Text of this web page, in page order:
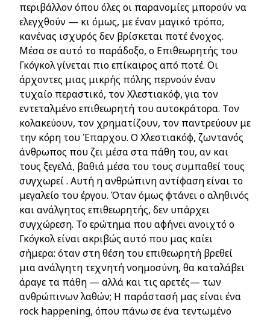
περιβάλλον όπου όλες οι παρανομίες μπορούν να
ελεγχθούν — κι όμως, με έναν μαγικό τρόπο,
κανένας ισχυρός δεν βρίσκεται ποτέ ένοχος.
Μέσα σε αυτό το παράδοξο, ο Επιθεωρητής του
Γκόγκολ γίνεται πιο επίκαιρος από ποτέ. Οι
άρχοντες μιας μικρής πόλης περνούν έναν
τυχαίο περαστικό, τον Χλεστιακόφ, για τον
εντεταλμένο επιθεωρητή του αυτοκράτορα. Τον
κολακεύουν, τον χρηματίζουν, τον παντρεύουν με
την κόρη του Έπαρχου. Ο Χλεστιακόφ, ζωντανός
άνθρωπος που ζει μέσα στα πάθη του, αν και
τους ξεγελά, βαθιά μέσα του τους συμπαθεί τους
συγχωρεί . Αυτή η ανθρώπινη αντίφαση είναι το
μεγαλείο του έργου. Όταν όμως φτάνει ο αληθινός
και ανάλγητος επιθεωρητής, δεν υπάρχει
συγχώρεση. Το ερώτημα που αφήνει ανοιχτό ο
Γκόγκολ είναι ακριβώς αυτό που μας καίει
σήμερα: όταν στη θέση του επιθεωρητή βρεθεί
μια ανάλγητη τεχνητή νοημοσύνη, θα καταλάβει
άραγε τα πάθη — αλλά και τις αρετές— των
ανθρώπινων λαθών; Η παράστασή μας είναι ένα
rock happening, όπου πάνω σε ένα τεντωμένο